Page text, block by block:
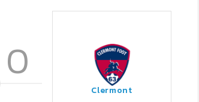
0
Clermont